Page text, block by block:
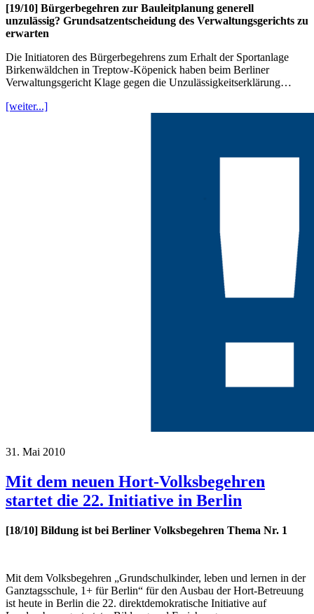
[19/10] Bürgerbegehren zur Bauleitplanung generell
unzulässig? Grundsatzentscheidung des Verwaltungsgerichts zu
erwarten
Die Initiatoren des Bürgerbegehrens zum Erhalt der Sportanlage
Birkenwäldchen in Treptow-Köpenick haben beim Berliner
Verwaltungsgericht Klage gegen die Unzulässigkeitserklärung…
[weiter...]
31. Mai 2010
Mit dem neuen Hort-Volksbegehren
startet die 22. Initiative in Berlin
[18/10] Bildung ist bei Berliner Volksbegehren Thema Nr. 1
Mit dem Volksbegehren „Grundschulkinder, leben und lernen in der
Ganztagsschule, 1+ für Berlin“ für den Ausbau der Hort-Betreuung
ist heute in Berlin die 22. direktdemokratische Initiative auf